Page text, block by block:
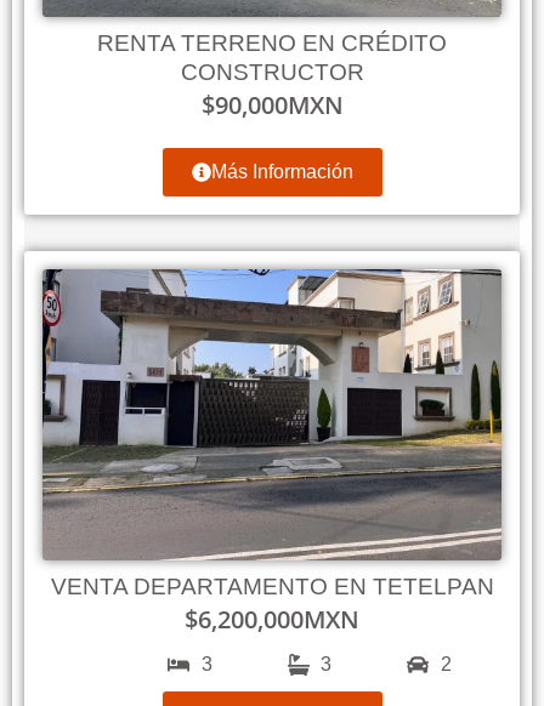
RENTA TERRENO EN CRÉDITO
CONSTRUCTOR
$90,000MXN
Más Información
VENTA DEPARTAMENTO EN TETELPAN
$6,200,000MXN
3 3 2